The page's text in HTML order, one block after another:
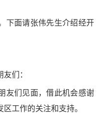
面请张伟先生介绍经开
们：
们见面，借此机会感谢
工作的关注和支持。